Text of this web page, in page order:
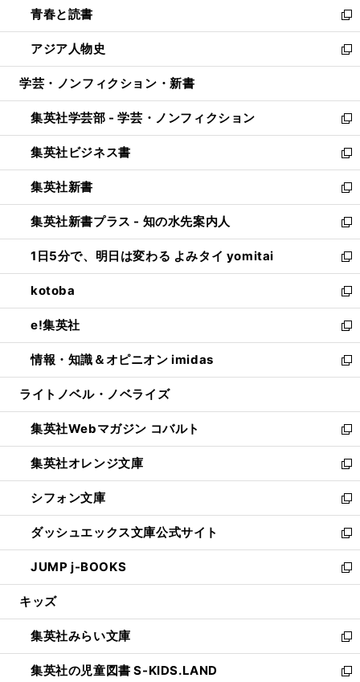
で
開
く
ド
ウ
で
開
ィ
ン
ド
ウ
開
く
い
ウ
ィ
ン
ウ
で
開
く
青春と読書
新
し
い
ウ
ン
ド
ウ
で
開
く
アジア人物史
新
し
ウ
ィ
ン
ド
ウ
で
開
く
学芸・ノンフィクション・新書
集英社学芸部 - 学芸・ノンフィクション
新
し
い
ウ
ィ
ン
ド
ウ
で
開
く
集英社ビジネス書
新
し
い
ウ
ィ
ン
ド
ウ
で
開
く
集英社新書
新
し
い
ウ
ィ
ン
ド
ウ
で
開
く
集英社新書プラス - 知の水先案内人
新
し
い
ウ
ィ
ン
ド
ウ
で
開
1日5分で、明日は変わる よみタイ yomitai
新
し
い
ウ
ィ
ン
ド
ウ
開
く
kotoba
新
し
い
ウ
ィ
ン
ウ
で
開
く
e!集英社
新
し
い
ウ
ン
ド
ウ
で
開
く
情報・知識＆オピニオン imidas
新
し
ウ
ィ
ン
ド
ウ
で
開
く
ライトノベル・ノベライズ
集英社Webマガジン コバルト
新
し
い
ウ
ィ
ン
ド
ウ
で
開
集英社オレンジ文庫
新
し
い
ウ
ィ
ン
ド
ウ
開
く
シフォン文庫
新
し
い
ウ
ィ
ン
ウ
で
開
く
ダッシュエックス文庫公式サイト
新
し
い
ウ
ン
ド
ウ
で
JUMP j-BOOKS
新
し
ウ
ィ
ン
ド
キッズ
集英社みらい文庫
新
し
い
集英社の児童図書 S-KIDS.LAND
新